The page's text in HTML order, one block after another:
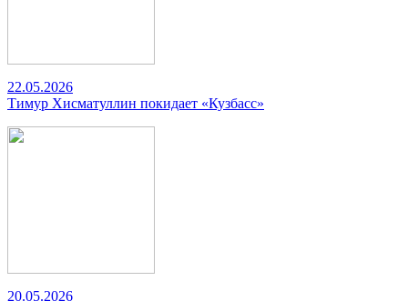
22.05.2026
Тимур Хисматуллин покидает «Кузбасс»
20.05.2026